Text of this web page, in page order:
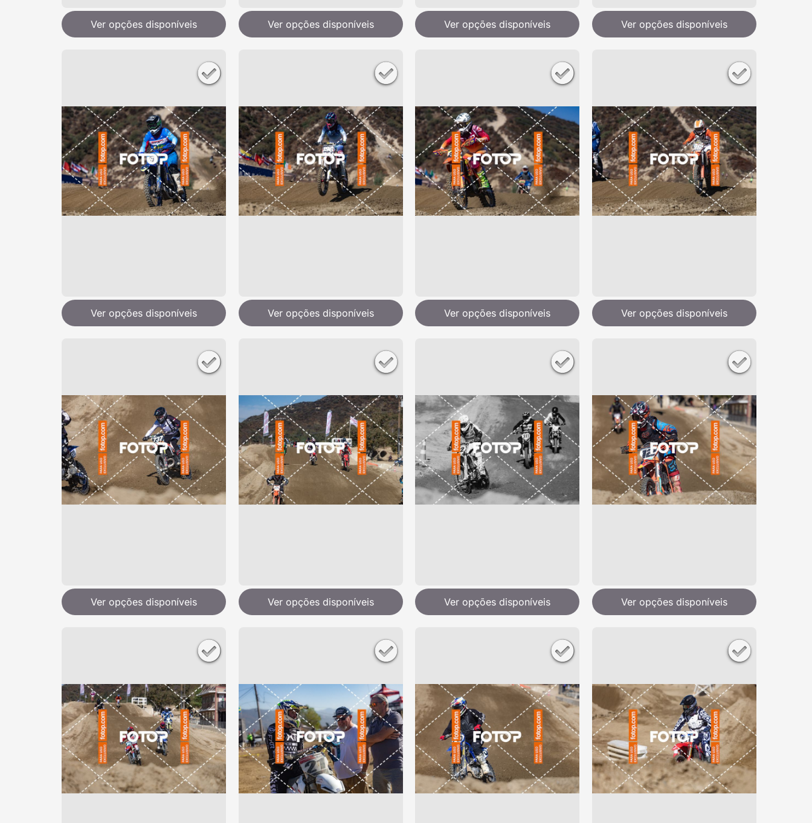
Ver opções disponíveis Ver opções disponíveis Ver opções disponíveis Ver opções disponíveis
Ver opções disponíveis Ver opções disponíveis Ver opções disponíveis Ver opções disponíveis
Ver opções disponíveis Ver opções disponíveis Ver opções disponíveis Ver opções disponíveis